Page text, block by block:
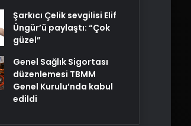
Şarkıcı Çelik sevgilisi Elif
Üngür’ü paylaştı: “Çok
güzel”
Genel Sağlık Sigortası
düzenlemesi TBMM
Genel Kurulu’nda kabul
edildi